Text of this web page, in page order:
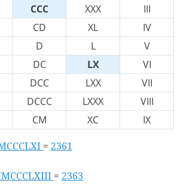
CCC XXX
III
CD XL
IV
D L
V
DC LX
VI
DCC LXX
VII
DCCC LXXX
VIII
CM XC IX
= 2361
= 2363